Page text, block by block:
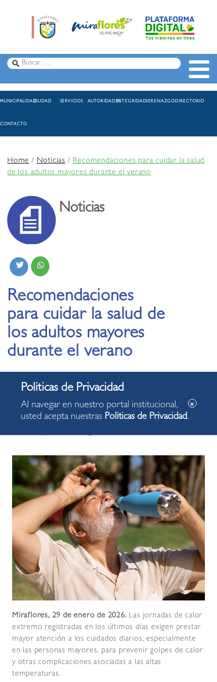
MUNICIPALIDADCIUDAD SERVICIOS AUTORIDADESINTEGRIDADSERENAZGODIRECTORIO
CONTACTO
Home/Noticias /Recomendaciones para cuidar la salud
de los adultos mayores durante el verano
Noticias
Recomendaciones
para cuidar la salud de
los adultos mayores
durante el verano
29.01.2026
Martín Guizado, especialista en Gerontología,
comparte pautas clave ante las altas
Miraflores, 29 de enero de 2026. Las jornadas de calor
extremo registradas en los últimos días exigen prestar
mayor atención a los cuidados diarios, especialmente
en las personas mayores, para prevenir golpes de calor
y otras complicaciones asociadas a las altas
temperaturas.
Al navegar en nuestro portal institucional,
usted acepta nuestras Politicas de Privacidad.